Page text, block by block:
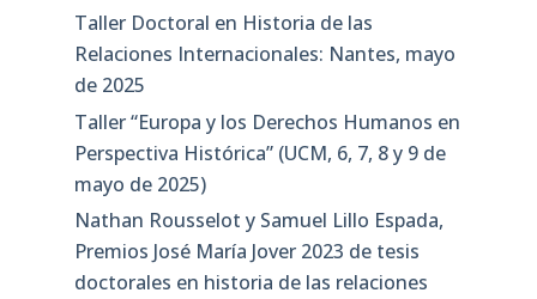
Taller Doctoral en Historia de las
Relaciones Internacionales: Nantes, mayo
de 2025
Taller “Europa y los Derechos Humanos en
Perspectiva Histórica” (UCM, 6, 7, 8 y 9 de
mayo de 2025)
Nathan Rousselot y Samuel Lillo Espada,
Premios José María Jover 2023 de tesis
doctorales en historia de las relaciones